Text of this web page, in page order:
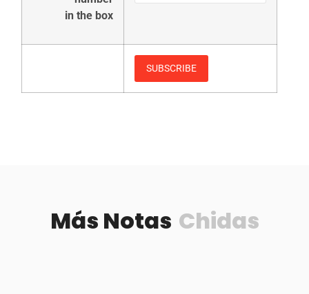
in the box
Más Notas Chidas